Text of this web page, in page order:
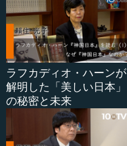
ラフカディオ・ハーンが
解明した「美しい日本」
の秘密と未来